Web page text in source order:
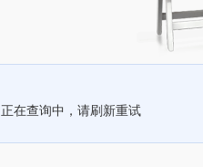
正在查询中，请刷新重试